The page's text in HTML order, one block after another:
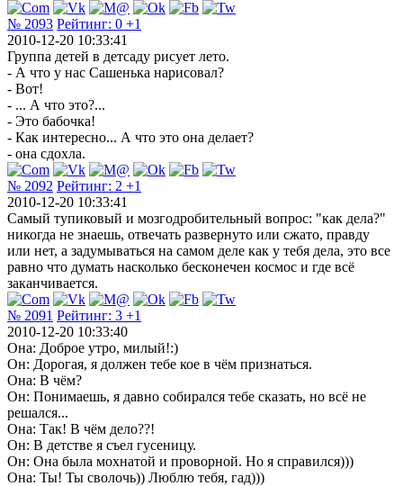
№ 2093 Рейтинг: 0 +1
2010-12-20 10:33:41
Группа детей в детсаду рисует лето.
- А что у нас Сашенька нарисовал?
- Вот!
- ... А что это?...
- Это бабочка!
- Как интересно... А что это она делает?
- она сдохла.
№ 2092 Рейтинг: 2 +1
2010-12-20 10:33:41
Самый тупиковый и мозгодробительный вопрос: "как дела?"
никогда не знаешь, отвечать развернуто или сжато, правду
или нет, а задумываться на самом деле как у тебя дела, это все
равно что думать насколько бесконечен космос и где всё
заканчивается.
№ 2091 Рейтинг: 3 +1
2010-12-20 10:33:40
Она: Доброе утро, милый!:)
Он: Дорогая, я должен тебе кое в чём признаться.
Она: В чём?
Он: Понимаешь, я давно собирался тебе сказать, но всё не
решался...
Она: Так! В чём дело??!
Он: В детстве я съел гусеницу.
Он: Она была мохнатой и проворной. Но я справился)))
Она: Ты! Ты сволочь)) Люблю тебя, гад)))